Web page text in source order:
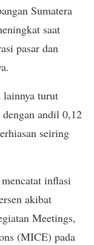
Sumatera
saat
pasar dan
lainnya turut
andil 0,12
seiring
inflasi
akibat
Meetings,
(MICE) pada